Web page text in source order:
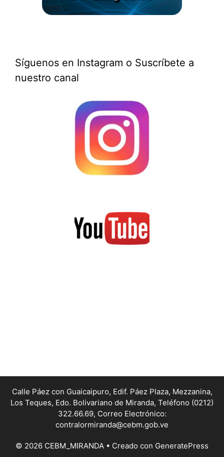
Síguenos en Instagram o Suscríbete a
nuestro canal
Calle Páez con Guaicaipuro, Edif. Páez Plaza, Mezzanina,
Los Teques, Edo. Bolivariano de Miranda, Teléfono (0212)
322.66.69, Correo Electrónico:
contralormiranda@cebm.gob.ve
© 2026 CEBM_MIRANDA • Creado con GeneratePress